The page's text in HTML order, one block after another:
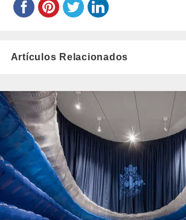
Artículos Relacionados